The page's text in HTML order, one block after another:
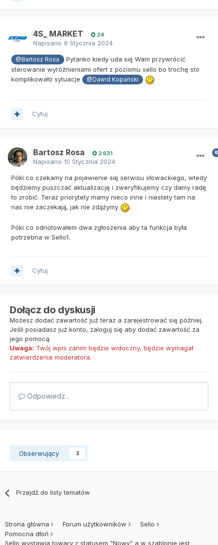
4S_ MARKET 24
Napisano 9 Stycznia 2024
@Bartosz Rosa
Pytanko kiedy uda się Wam przywrócić
sterowanie wyróżnieniami ofert z poziomu sello bo trochę sto
komplikowało sytuacje
@Dawid Kopański
Cytuj
Bartosz Rosa 2 631
Napisano 10 Stycznia 2024
Póki co czekamy na pojawienie się serwisu słowackiego, wtedy
będziemy puszczać aktualizację i zweryfikujemy czy damy radę
to zrobić. Teraz priorytety mamy nieco inne i niestety tam na
nas nie zaczekają, jak nie zdążymy
.
Póki co odnotowałem dwa zgłoszenia aby ta funkcja była
potrzebna w Sello1.
Cytuj
Dołącz do dyskusji
Możesz dodać zawartość już teraz a zarejestrować się później.
Jeśli posiadasz już konto, zaloguj się aby dodać zawartość za
jego pomocą.
Uwaga: Twój wpis zanim będzie widoczny, będzie wymagał
zatwierdzenia moderatora.
Odpowiedz...
Obserwujący 3
Przejdź do listy tematów
Strona główna Forum użytkowników
Sello
Pomocna dłoń
Sello wystawia towary z statusem "Nowy" a w szablonie jest